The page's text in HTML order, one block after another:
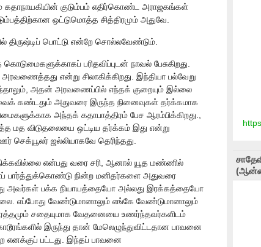
கதாநாயகியின் குடும்பம் எதிர்கொண்ட அராஜகங்கள்
ஒட்டுமொத்த சித்திரமும் அதுவே.
திருஷ்டிப் பொட்டு என்றே சொல்லவேண்டும்.
பரிதவிப்புடன் நாவல் பேசுகிறது.
என்று சிலாகிக்கிறது. இந்தியா பல்வேறு
அதன் அரவணைப்பில் எந்தக் குறையும் இல்லை
கண்டதும் அதுவரை இருந்த நினைவுகள் தர்க்கமாக
அந்தக் கதாபாத்திரம் பேச ஆரம்பிக்கிறது.,
மத விடுதலையை ஒட்டிய தர்க்கம் இது என்று
ஜல்லியாகவே தெரிந்தது.
என்பது வரை சரி, ஆனால் யூத மண்ணில்
பார்த்துக்கொண்டு நின்ற மனிதர்களை அதுவரை
அவர்கள் பக்க நியாயத்தையோ அல்லது இரக்கத்தையோ
எப்போது வேண்டுமானாலும் எங்கே வேண்டுமானாலும்
ரத்தமும் சதையுமாக வேதனையை உணர்ந்தவர்களிடம்
இருந்து தான் மேலெழுந்துவிட்டதான பாவனை
பட்டது. இந்தப் பாவனை